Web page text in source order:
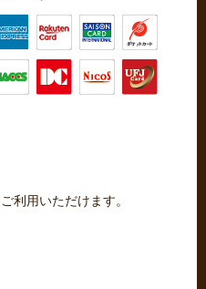
利用いただけます。